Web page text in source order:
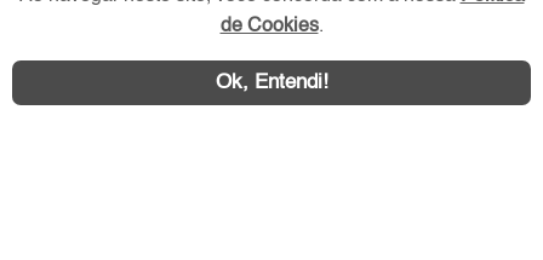
WhatsApp Contatar
de Cookies.
Ok, Entendi!